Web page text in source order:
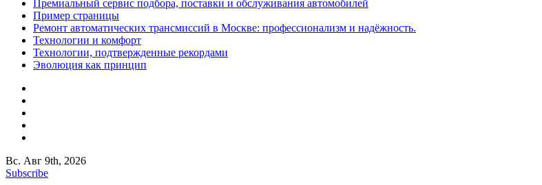
Премиальный сервис подбора, поставки и обслуживания автомобилей
Пример страницы
Ремонт автоматических трансмиссий в Москве: профессионализм и надёжность.
Технологии и комфорт
Технологии, подтвержденные рекордами
Эволюция как принцип
Вс. Авг 9th, 2026
Subscribe